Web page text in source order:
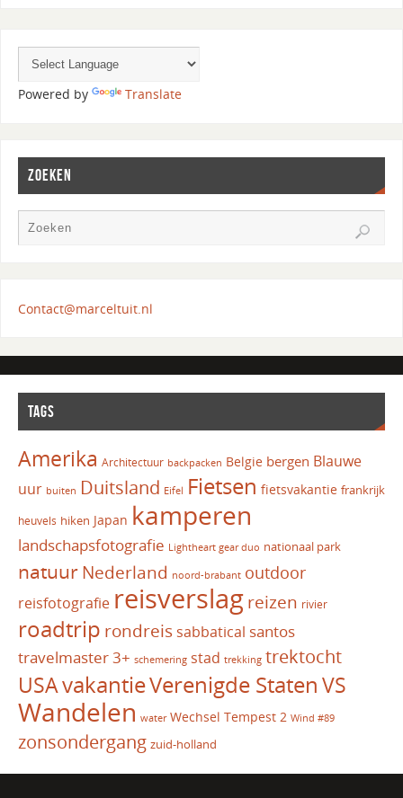
Powered by Translate
ZOEKEN
Contact@marceltuit.nl
TAGS
Amerika Architectuur backpacken Belgie bergen Blauwe
uur buiten Duitsland Eifel Fietsen fietsvakantie frankrijk
heuvels hiken Japan kamperen
landschapsfotografie Lightheart gear duo nationaal park
natuur Nederland noord-brabant outdoor
reisfotografie reisverslag reizen rivier
roadtrip rondreis sabbatical santos
travelmaster 3+ schemering stad trekking trektocht
USAvakantieVerenigde StatenVS
Wandelen water Wechsel Tempest 2 Wind #89
zonsondergang zuid-holland